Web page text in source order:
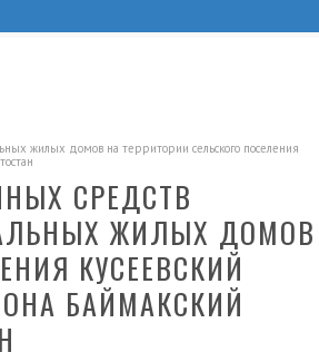
жилых домов на территории сельского поселения
СРЕДСТВ
ЖИЛЫХ ДОМОВ
КУСЕЕВСКИЙ
БАЙМАКСКИЙ